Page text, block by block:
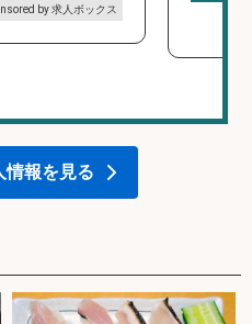
by 求人ボックス
情報を見る